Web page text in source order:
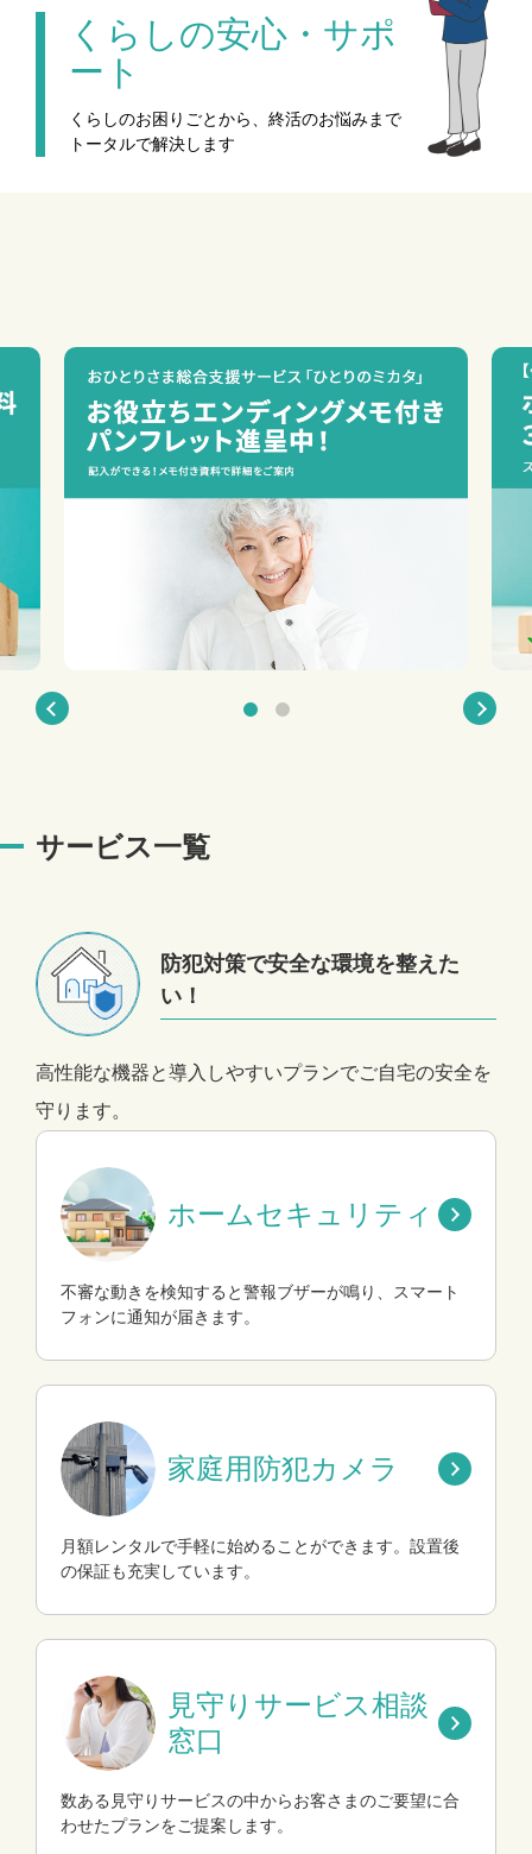
くらしの安心・サポ
ート
くらしのお困りごとから、終活のお悩みまで
トータルで解決します
サービス一覧
防犯対策で安全な環境を整えた
い！
高性能な機器と導入しやすいプランでご自宅の安全を
守ります。
ホームセキュリティ
不審な動きを検知すると警報ブザーが鳴り、スマート
フォンに通知が届きます。
家庭用防犯カメラ
月額レンタルで手軽に始めることができます。設置後
の保証も充実しています。
見守りサービス相談
窓口
数ある見守りサービスの中からお客さまのご要望に合
わせたプランをご提案します。